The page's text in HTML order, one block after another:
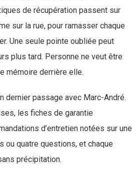
de récupération passent sur
sur la rue, pour ramasser chaque
Une seule pointe oubliée peut
plus tard. Personne ne veut être
mémoire derrière elle.
dernier passage avec Marc-André.
les fiches de garantie
d’entretien notées sur une
ou quatre questions, et chaque
précipitation.